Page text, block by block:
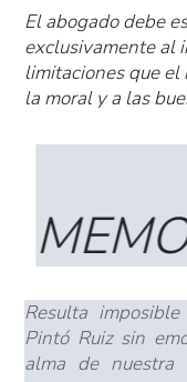
El abogado debe
exclusivamente al
limitaciones que
la moral y a las
Resulta
Pintó Ruiz sin
alma de